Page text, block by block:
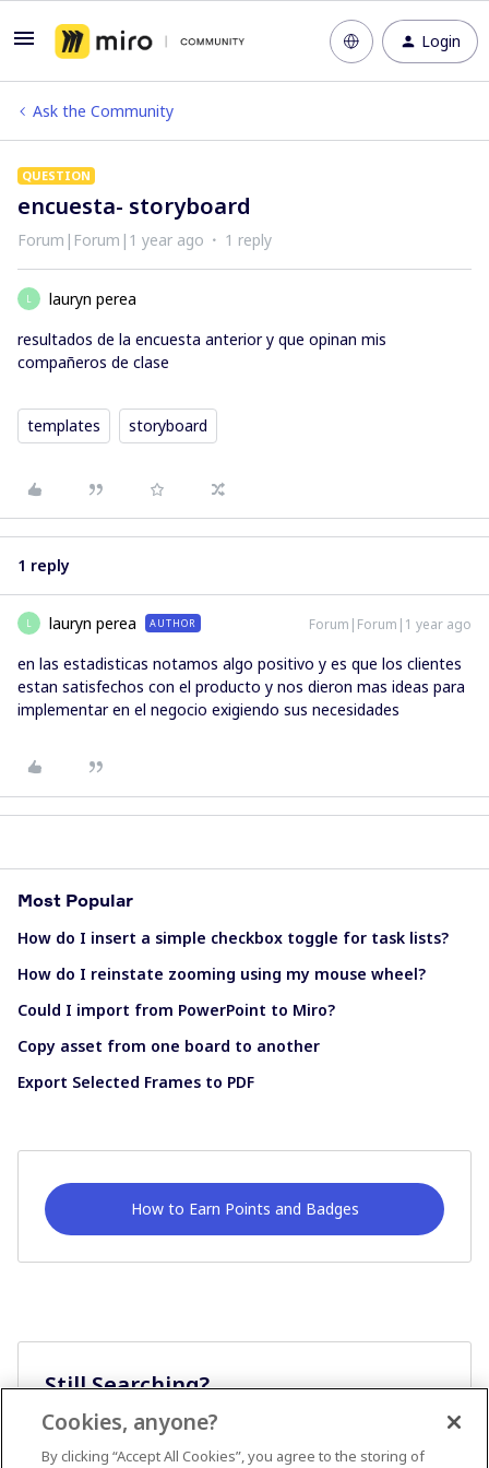
Login
Ask the Community
QUESTION
encuesta- storyboard
Forum|Forum|1 year ago 1 reply
L
lauryn perea
resultados de la encuesta anterior y que opinan mis
compañeros de clase
templates storyboard
1 reply
L lauryn perea AUTHOR Forum|Forum|1 year ago
en las estadisticas notamos algo positivo y es que los clientes
estan satisfechos con el producto y nos dieron mas ideas para
implementar en el negocio exigiendo sus necesidades
Most Popular
How do I insert a simple checkbox toggle for task lists?
How do I reinstate zooming using my mouse wheel?
Could I import from PowerPoint to Miro?
Copy asset from one board to another
Export Selected Frames to PDF
How to Earn Points and Badges
Still Searching?
Cookies, anyone?
By clicking “Accept All Cookies”, you agree to the storing of